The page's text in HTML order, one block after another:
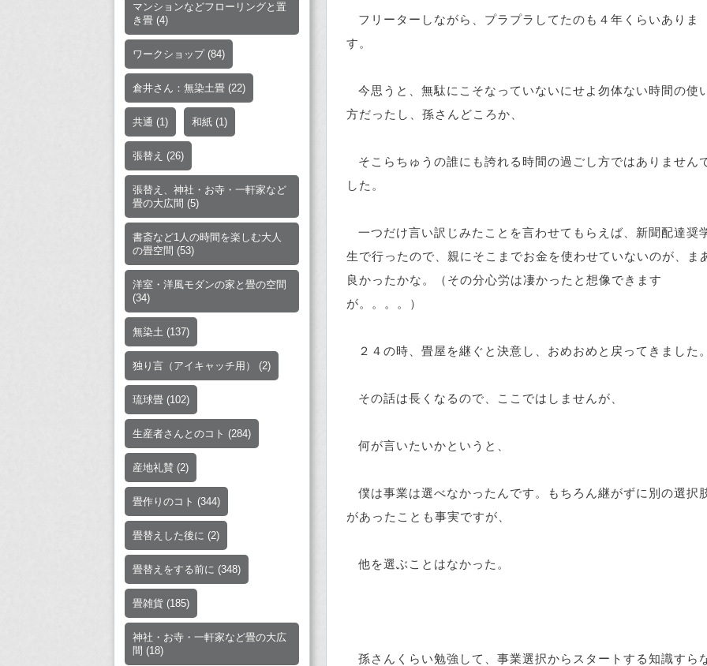
フリーターしながら、プラプラしてたのも４年くらいありま
す。
今思うと、無駄にこそなっていないにせよ勿体ない時間の使
方だったし、孫さんどころか、
そこらちゅうの誰にも誇れる時間の過ごし方ではありません
した。
一つだけ言い訳じみたことを言わせてもらえば、新聞配達奨
生で行ったので、親にそこまでお金を使わせていないのが、ま
良かったかな。（その分心労は凄かったと想像できます
が。。。。）
２４の時、畳屋を継ぐと決意し、おめおめと戻ってきました
その話は長くなるので、ここではしませんが、
何が言いたいかというと、
僕は事業は選べなかったんです。もちろん継がずに別の選択
があったことも事実ですが、
他を選ぶことはなかった。
孫さんくらい勉強して、事業選択からスタートする知識すら
マンションなどフローリングと置
き畳 (4)
ワークショップ(84)
倉井さん：無染土畳 (22)
共通 (1) 和紙 (1)
張替え (26)
張替え、神社・お寺・一軒家など
畳の大広間 (5)
書斎など1人の時間を楽しむ大人
の畳空間 (53)
洋室・洋風モダンの家と畳の空間
(34)
無染土 (137)
独り言（アイキャッチ用） (2)
琉球畳 (102)
生産者さんとのコト (284)
産地礼賛 (2)
畳作りのコト (344)
畳替えした後に (2)
畳替えをする前に (348)
畳雑貨 (185)
神社・お寺・一軒家など畳の大広
間 (18)